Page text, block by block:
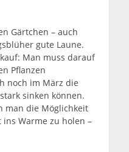
Gärtchen – auch
gute Laune.
Man muss darauf
Pflanzen
noch im März die
sinken können.
man die Möglichkeit
Warme zu holen –